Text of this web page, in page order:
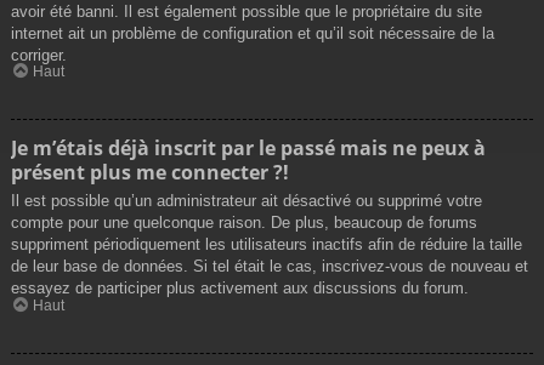
avoir été banni. Il est également possible que le propriétaire du site
internet ait un problème de configuration et qu’il soit nécessaire de la
corriger.
Haut
Je m’étais déjà inscrit par le passé mais ne peux à
présent plus me connecter ?!
Il est possible qu’un administrateur ait désactivé ou supprimé votre
compte pour une quelconque raison. De plus, beaucoup de forums
suppriment périodiquement les utilisateurs inactifs afin de réduire la taille
de leur base de données. Si tel était le cas, inscrivez-vous de nouveau et
essayez de participer plus activement aux discussions du forum.
Haut